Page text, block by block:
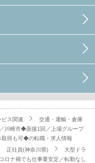
ス関連
交通・運輸・倉庫
川崎市◆面接1回／上場グループ
取得も可◆の転職・求人情報
正社員(神奈川県)
大型ドラ
ロナ禍でも仕事量安定／転勤なし